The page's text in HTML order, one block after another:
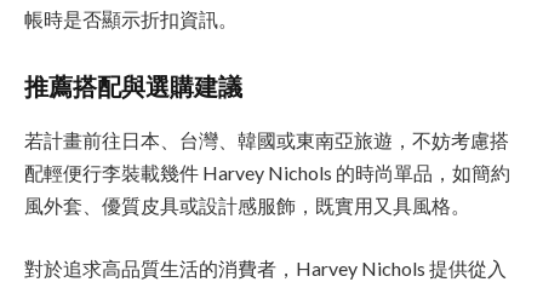
帳時是否顯示折扣資訊。
推薦搭配與選購建議
若計畫前往日本、台灣、韓國或東南亞旅遊，不妨考慮搭
配輕便行李裝載幾件 Harvey Nichols 的時尚單品，如簡約
風外套、優質皮具或設計感服飾，既實用又具風格。
對於追求高品質生活的消費者，Harvey Nichols 提供從入